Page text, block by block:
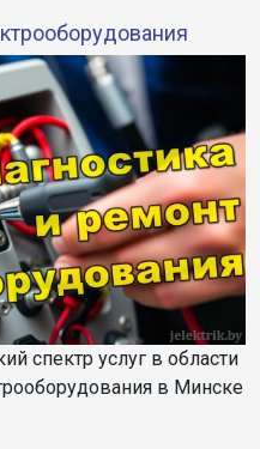
спектр услуг в области
в Минске